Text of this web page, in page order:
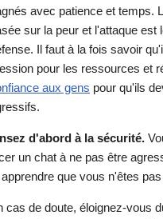
avec patience et temps.
sur la peur et l'attaque est
Il faut à la fois savoir
pour les ressources et
aux gens pour qu'ils
d'abord à la sécurité.
un chat à ne pas être
que vous n'êtes
cas de doute, éloignez-vous